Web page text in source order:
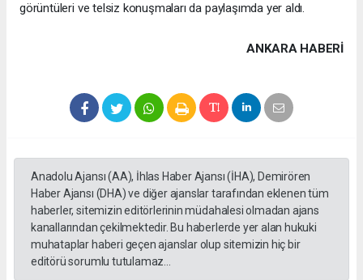
görüntüleri ve telsiz konuşmaları da paylaşımda yer aldı.
ANKARA HABERİ
Anadolu Ajansı (AA), İhlas Haber Ajansı (İHA), Demirören
Haber Ajansı (DHA) ve diğer ajanslar tarafından eklenen tüm
haberler, sitemizin editörlerinin müdahalesi olmadan ajans
kanallarından çekilmektedir. Bu haberlerde yer alan hukuki
muhataplar haberi geçen ajanslar olup sitemizin hiç bir
editörü sorumlu tutulamaz...